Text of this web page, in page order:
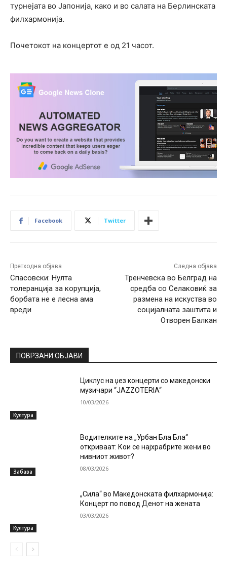
турнејата во Јапонија, како и во салата на Берлинската
филхармонија.
Почетокот на концертот е од 21 часот.
Facebook Twitter
Претходна објава
Спасовски: Нулта
толеранција за корупција,
борбата не е лесна ама
вреди
Следна објава
Тренчевска во Белград на
средба со Селаковиќ за
размена на искуства во
социјалната заштита и
Отворен Балкан
ПОВРЗАНИ ОБЈАВИ
Култура
Циклус на џез концерти со македонски
музичари “JAZZOTERIA“
10/03/2026
Забава
Водителките на „Урбан Бла Бла“
откриваат: Кои се најхрабрите жени во
нивниот живот?
08/03/2026
Култура
„Сила“ во Македонската филхармонија:
Концерт по повод Денот на жената
03/03/2026